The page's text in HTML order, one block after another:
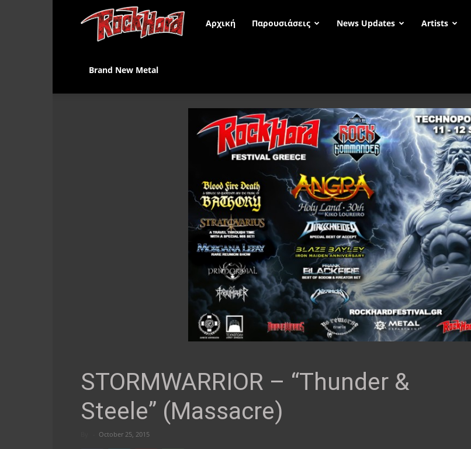
Rock
Greece
Αρχική Παρουσιάσεις News Updates Artists
Brand New Metal
STORMWARRIOR – “Thunder &
Steele” (Massacre)
October 25, 2015